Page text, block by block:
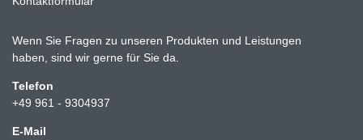
Wenn Sie Fragen zu unseren Produkten und Leistungen
haben, sind wir gerne für Sie da.
Telefon
+49 961 - 9304937
E-Mail